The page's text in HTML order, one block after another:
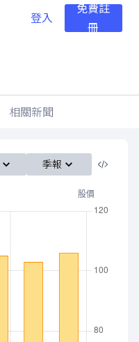
登入
免費註
冊
相關新聞
季報